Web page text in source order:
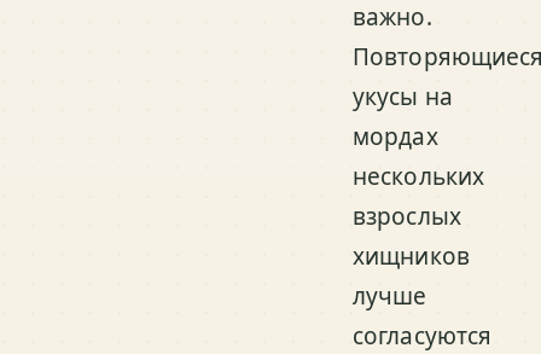
важно.
укусы на
мордах
нескольких
взрослых
хищников
лучше
согласуются